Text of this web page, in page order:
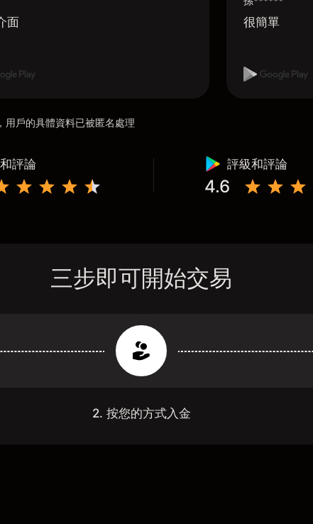
面 很簡單
用戶的具體資料已被匿名處理
評論 評級和評論
4.6
三步即可開始交易
2. 按您的方式入金